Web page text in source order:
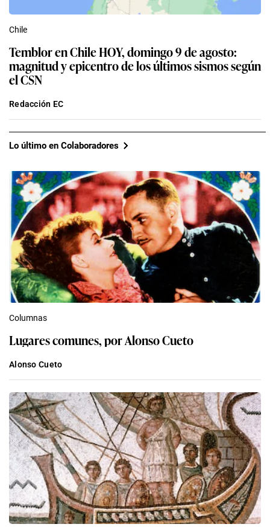
Chile
Temblor en Chile HOY, domingo 9 de agosto:
magnitud y epicentro de los últimos sismos según
el CSN
Redacción EC
Lo último en Colaboradores
Columnas
Lugares comunes, por Alonso Cueto
Alonso Cueto